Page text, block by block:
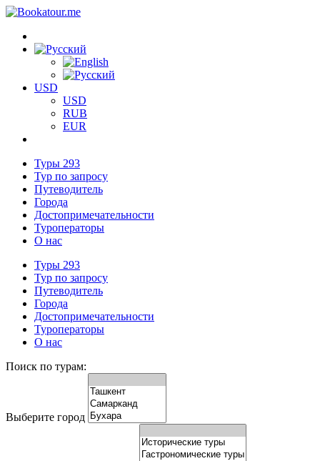
USD
USD
RUB
EUR
Туры 293
Тур по запросу
Путеводитель
Города
Достопримечательности
Туроператоры
О нас
Туры 293
Тур по запросу
Путеводитель
Города
Достопримечательности
Туроператоры
О нас
Поиск по турам:
Выберите город